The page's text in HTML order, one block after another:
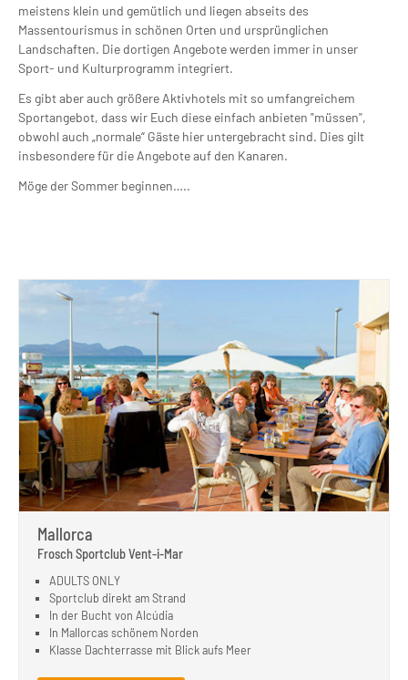
meistens klein und gemütlich und liegen abseits des
Massentourismus in schönen Orten und ursprünglichen
Landschaften. Die dortigen Angebote werden immer in unser
Sport- und Kulturprogramm integriert.
Es gibt aber auch größere Aktivhotels mit so umfangreichem
Sportangebot, dass wir Euch diese einfach anbieten "müssen",
obwohl auch „normale“ Gäste hier untergebracht sind. Dies gilt
insbesondere für die Angebote auf den Kanaren.
Möge der Sommer beginnen…..
Mallorca
Frosch Sportclub Vent-i-Mar
ADULTS ONLY
Sportclub direkt am Strand
In der Bucht von Alcúdia
In Mallorcas schönem Norden
Klasse Dachterrasse mit Blick aufs Meer